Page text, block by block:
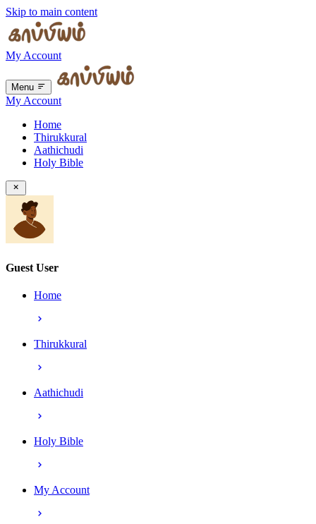
Skip to main content
My Account
Menu
My Account
Home
Thirukkural
Aathichudi
Holy Bible
Guest User
Home
Thirukkural
Aathichudi
Holy Bible
My Account